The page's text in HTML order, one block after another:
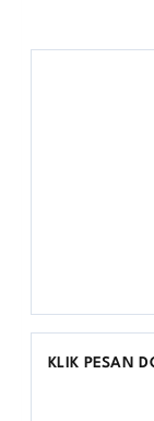
KLIK PESAN